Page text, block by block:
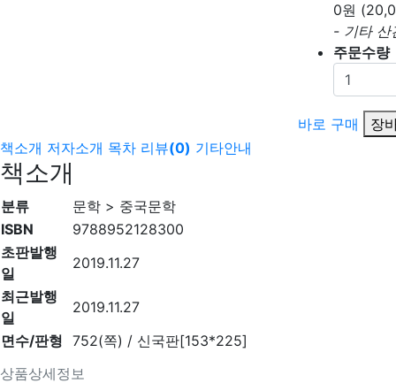
0원
- 기타 산
주문수량
바로 구매
장
책소개 저자소개 목차 리뷰(0) 기타안내
책소개
상품상세정보
분류
문학 > 중국문학
ISBN
9788952128300
초판발행
일
2019.11.27
최근발행
일
2019.11.27
면수/판형 752(쪽) / 신국판[153*225]